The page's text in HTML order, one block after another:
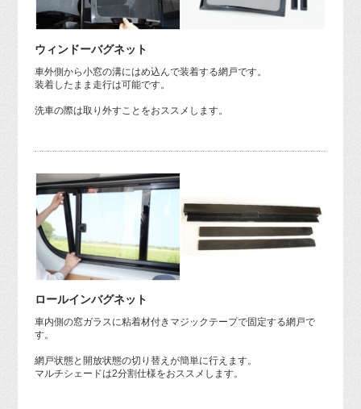
ウィンドーバグネット
車外側から小窓の溝にはめ込んで装着する網戸です。
装着したまま走行は可能です。
洗車の際は取り外すことをおススメします。
ロールインバグネット
車内側の窓ガラスに粘着材付きマジックテープで固定する網戸で
す。
網戸状態と開放状態の切り替えが簡単に行えます。
マルチシェードは2分割仕様をおススメします。